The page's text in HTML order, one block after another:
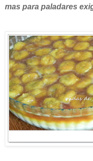
mas para paladares